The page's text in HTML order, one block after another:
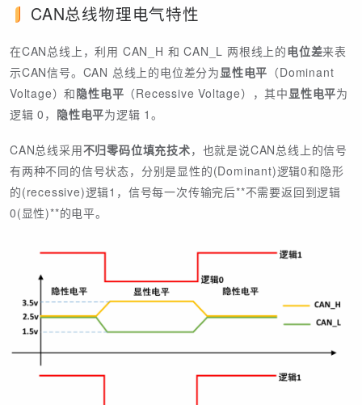
CAN总线物理电气特性
在CAN总线上，利用 CAN_H 和 CAN_L 两根线上的电位差来表
示CAN信号。CAN 总线上的电位差分为 显性电平 （Dominant
Voltage）和隐性电平 （Recessive Voltage），其中 显性电平为
逻辑 0， 隐性电平为逻辑 1。
CAN总线采用不归零码位填充技术，也就是说CAN总线上的信号
有两种不同的信号状态，分别是显性的(Dominant)逻辑0和隐形
的(recessive)逻辑1，信号每一次传输完后**不需要返回到逻辑
0(显性)**的电平。